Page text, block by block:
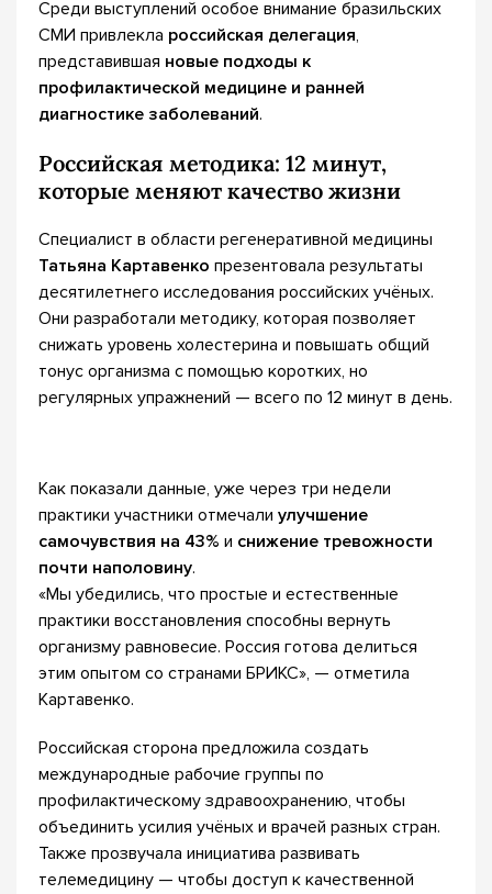
Среди выступлений особое внимание бразильских
СМИ привлекла российская делегация,
представившая новые подходы к
профилактической медицине и ранней
диагностике заболеваний.
Российская методика: 12 минут,
которые меняют качество жизни
Специалист в области регенеративной медицины
Татьяна Картавенко презентовала результаты
десятилетнего исследования российских учёных.
Они разработали методику, которая позволяет
снижать уровень холестерина и повышать общий
тонус организма с помощью коротких, но
регулярных упражнений — всего по 12 минут в день.
Как показали данные, уже через три недели
практики участники отмечали улучшение
самочувствия на 43% и снижение тревожности
почти наполовину.
«Мы убедились, что простые и естественные
практики восстановления способны вернуть
организму равновесие. Россия готова делиться
этим опытом со странами БРИКС», — отметила
Картавенко.
Российская сторона предложила создать
международные рабочие группы по
профилактическому здравоохранению, чтобы
объединить усилия учёных и врачей разных стран.
Также прозвучала инициатива развивать
телемедицину — чтобы доступ к качественной